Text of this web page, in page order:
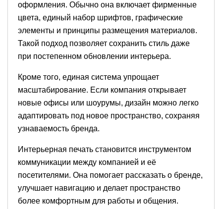
оформления. Обычно она включает фирменные
цвета, единый набор шрифтов, графические
элементы и принципы размещения материалов.
Такой подход позволяет сохранить стиль даже
при постепенном обновлении интерьера.
Кроме того, единая система упрощает
масштабирование. Если компания открывает
новые офисы или шоурумы, дизайн можно легко
адаптировать под новое пространство, сохраняя
узнаваемость бренда.
Интерьерная печать становится инструментом
коммуникации между компанией и её
посетителями. Она помогает рассказать о бренде,
улучшает навигацию и делает пространство
более комфортным для работы и общения.